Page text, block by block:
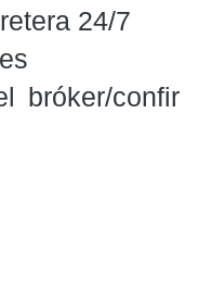
24/7
bróker/confir